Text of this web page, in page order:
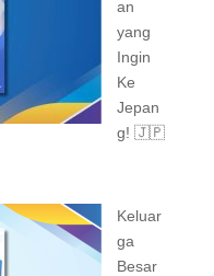
an
yang
Ingin
Ke
Jepan
g! 🇯🇵
Keluar
ga
Besar